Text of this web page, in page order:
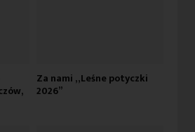
Za nami „Leśne potyczki
2026”